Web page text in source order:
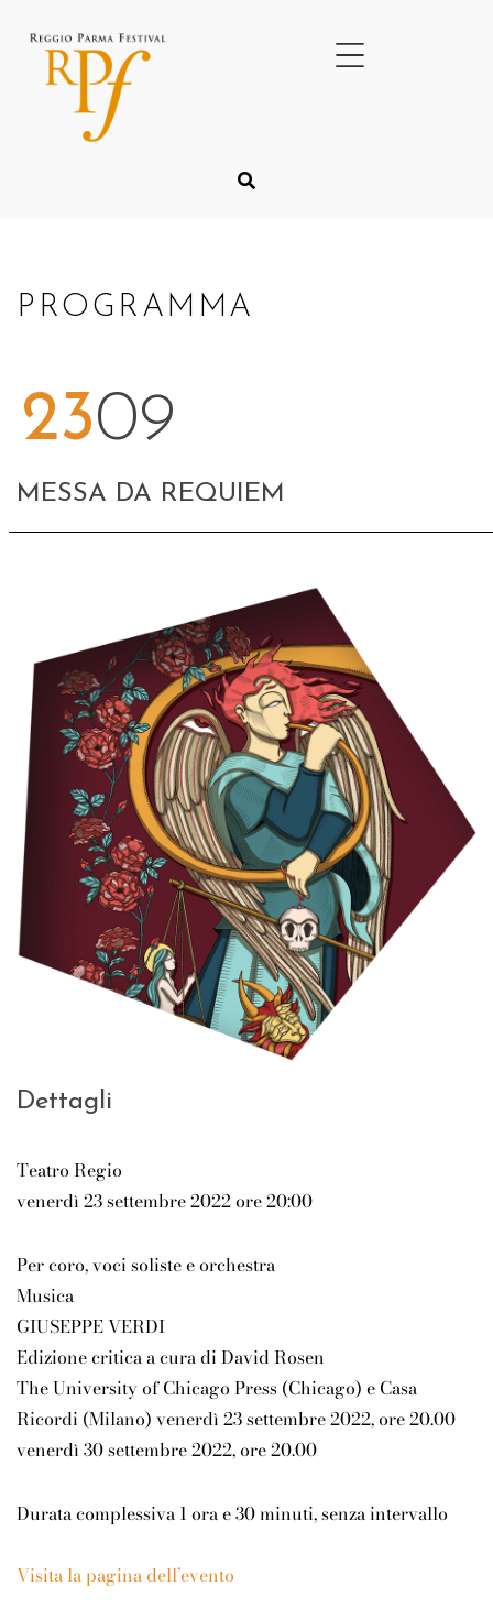
PROGRAMMA
2309
MESSA DA REQUIEM
Dettagli
Teatro Regio
venerdì 23 settembre 2022 ore 20:00
Per coro, voci soliste e orchestra
Musica
GIUSEPPE VERDI
Edizione critica a cura di David Rosen
The University of Chicago Press (Chicago) e Casa
Ricordi (Milano) venerdì 23 settembre 2022, ore 20.00
venerdì 30 settembre 2022, ore 20.00
Durata complessiva 1 ora e 30 minuti, senza intervallo
Visita la pagina dell’evento